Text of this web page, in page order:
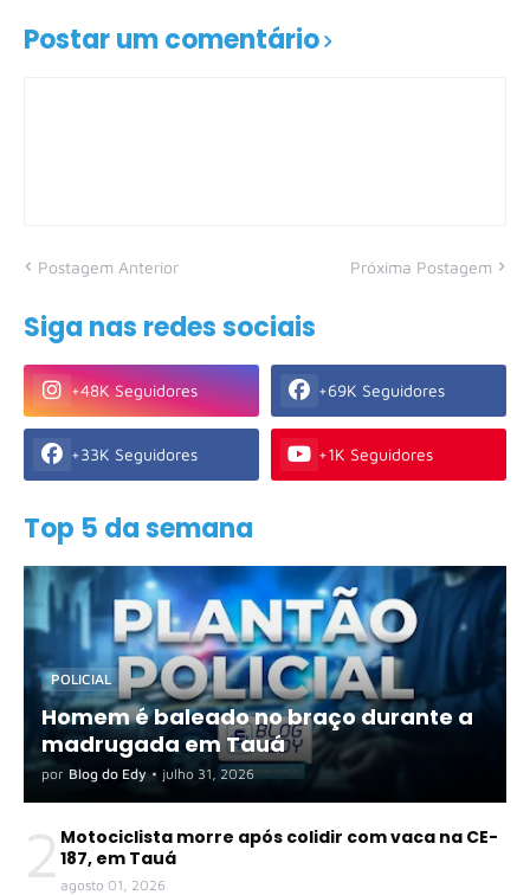
Postar um comentário
Postagem Anterior Próxima Postagem
Siga nas redes sociais
+48K Seguidores +69K Seguidores
+33K Seguidores +1K Seguidores
Top 5 da semana
POLICIAL
Homem é baleado no braço durante a
madrugada em Tauá
por Blog do Edy • julho 31, 2026
2 Motociclista morre após colidir com vaca na CE-
187, em Tauá
agosto 01, 2026